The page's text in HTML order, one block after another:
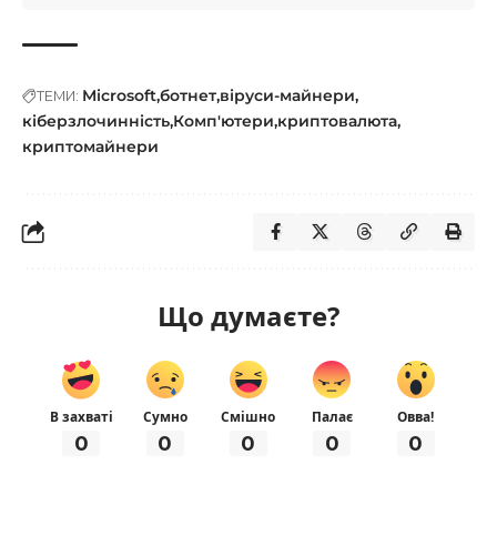
ТЕМИ: Microsoftботнет віруси-майнери
кіберзлочинність Комп'ютери криптовалюта
криптомайнери
Що думаєте?
В захваті
0
Сумно
0
Смішно
0
Палає
0
Овва!
0